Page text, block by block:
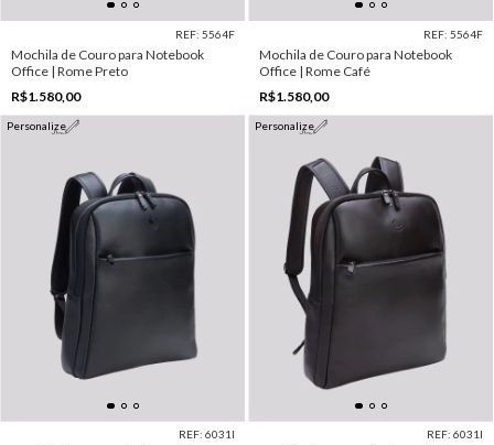
REF: 5564F
Mochila de Couro para Notebook
Office | Rome Preto
R$1.580,00
REF: 5564F
Mochila de Couro para Notebook
Office | Rome Café
R$1.580,00
Personalize
REF: 6031I
Personalize
REF: 6031I